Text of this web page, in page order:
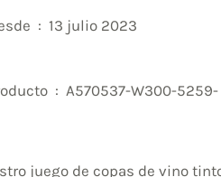
Producto en Amazon.es desde ‏ : ‎ 13 julio 2023
5259-
juego de copas de vino